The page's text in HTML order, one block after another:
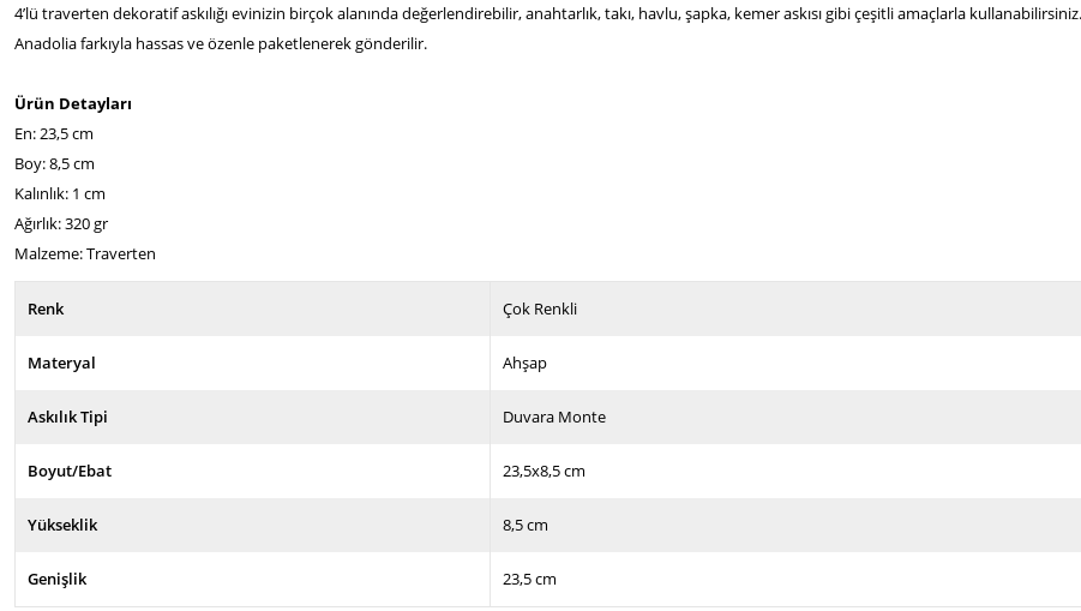
4’lü traverten dekoratif askılığı evinizin birçok alanında değerlendirebilir, anahtarlık, takı, havlu, şapka, kemer askısı gibi çeşitli amaçlarla kullanabilirsiniz.
Anadolia farkıyla hassas ve özenle paketlenerek gönderilir.
Ürün Detayları
En: 23,5 cm
Boy: 8,5 cm
Kalınlık: 1 cm
Ağırlık: 320 gr
Malzeme: Traverten
Renk Çok Renkli
Materyal Ahşap
Askılık Tipi Duvara Monte
Boyut/Ebat 23,5x8,5 cm
Yükseklik 8,5 cm
Genişlik 23,5 cm